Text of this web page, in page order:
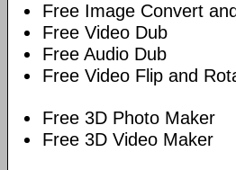
Free Image Convert
Free Video Dub
Free Audio Dub
Free Video Flip and
Free 3D Photo Maker
Free 3D Video Maker